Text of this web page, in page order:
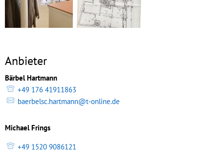
Anbieter
Bärbel Hartmann
+49 176 41911863
baerbelsc.hartmann@t-online.de
Michael Frings
+49 1520 9086121